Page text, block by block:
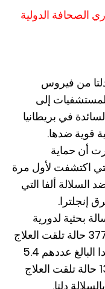
الصحافة الدولية
من فيروس
إلى
في بريطانيا
قوية ضدها.
أن حماية
اكتشفت لأول مرة
السلالة ألفا التي
إنجلترا.
بحثية لدورية
لانسيت الطبية 19543 حالة إصابة و377 حالة تلقت العلاج
في مستشفى من بين سكان اسكتلندا البالغ عددهم 5.4
مليون نسمة و7723 حالة إصابة و134 حالة تلقت العلاج
دلتا.